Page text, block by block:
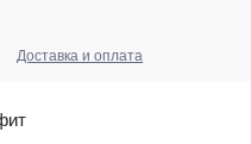
Доставка и оплата